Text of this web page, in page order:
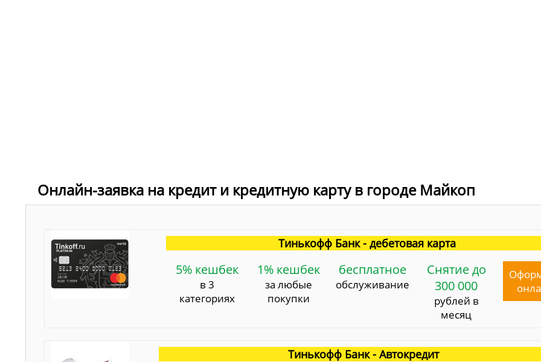
Онлайн-заявка на кредит и кредитную карту в городе Майкоп
Тинькофф Банк - дебетовая карта
5% кешбек
в 3
категориях
1% кешбек
за любые
покупки
бесплатное
обслуживание
Снятие до
300 000
рублей в
месяц
Тинькофф Банк - Автокредит